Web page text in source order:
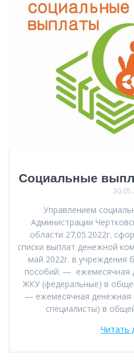
Социальные
Управлением
Администрации
области 27.05.2022г.
списки выплат денежной
май 2022г. в учреждения
пособий: — ежемесячная
ЖКУ (федеральные) в
— ежемесячная денежная
специалисты) в
Читать